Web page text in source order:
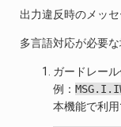
出力違反時のメッ
多言語対応が必要
ガードレー
例：
本機能で利